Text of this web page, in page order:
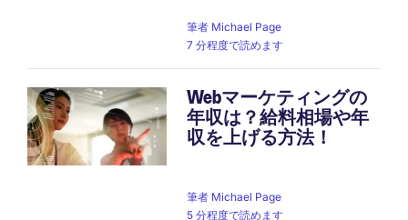
筆者 Michael Page
7 分程度で読めます
Webマーケティングの
年収は？給料相場や年
収を上げる方法！
筆者 Michael Page
5 分程度で読めます